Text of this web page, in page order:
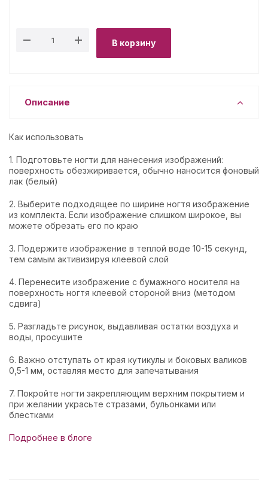
В корзину
Описание
Как использовать
1. Подготовьте ногти для нанесения изображений:
поверхность обезжиривается, обычно наносится фоновый
лак (белый)
2. Выберите подходящее по ширине ногтя изображение
из комплекта. Если изображение слишком широкое, вы
можете обрезать его по краю
3. Подержите изображение в теплой воде 10-15 секунд,
тем самым активизируя клеевой слой
4. Перенесите изображение с бумажного носителя на
поверхность ногтя клеевой стороной вниз (методом
сдвига)
5. Разгладьте рисунок, выдавливая остатки воздуха и
воды, просушите
6. Важно отступать от края кутикулы и боковых валиков
0,5-1 мм, оставляя место для запечатывания
7. Покройте ногти закрепляющим верхним покрытием и
при желании украсьте стразами, бульонками или
блестками
Подробнее в блоге